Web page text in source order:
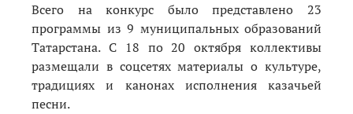
Всего на конкурс было представлено 23
программы из 9 муниципальных образований
Татарстана. С 18 по 20 октября коллективы
размещали в соцсетях материалы о культуре,
традициях и канонах исполнения казачьей
песни.